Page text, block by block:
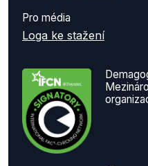
Pro média
Loga ke stažení